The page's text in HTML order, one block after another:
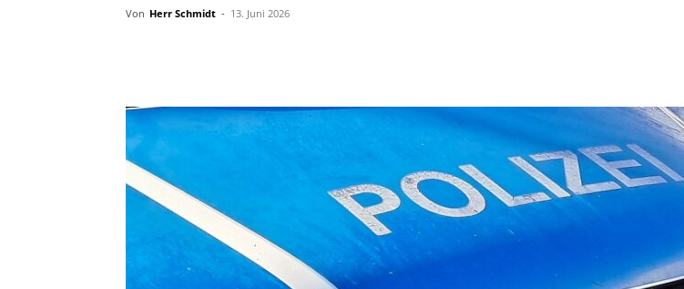
Von Herr Schmidt - 13. Juni 2026